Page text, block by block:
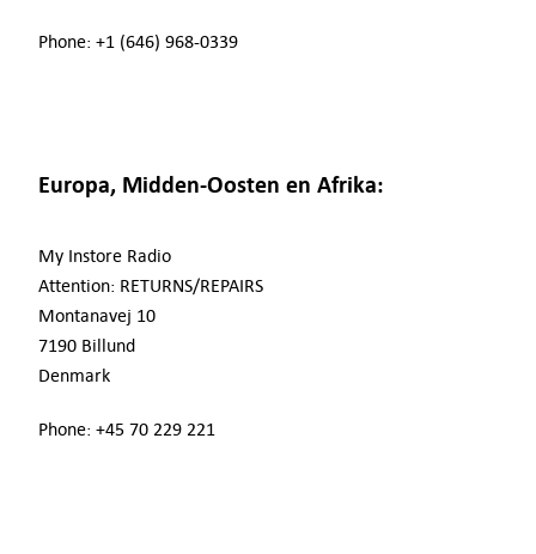
Phone: +1 (646) 968-0339
Europa, Midden-Oosten en Afrika:
My Instore Radio
Attention: RETURNS/REPAIRS
Montanavej 10
7190 Billund
Denmark
Phone: +45 70 229 221